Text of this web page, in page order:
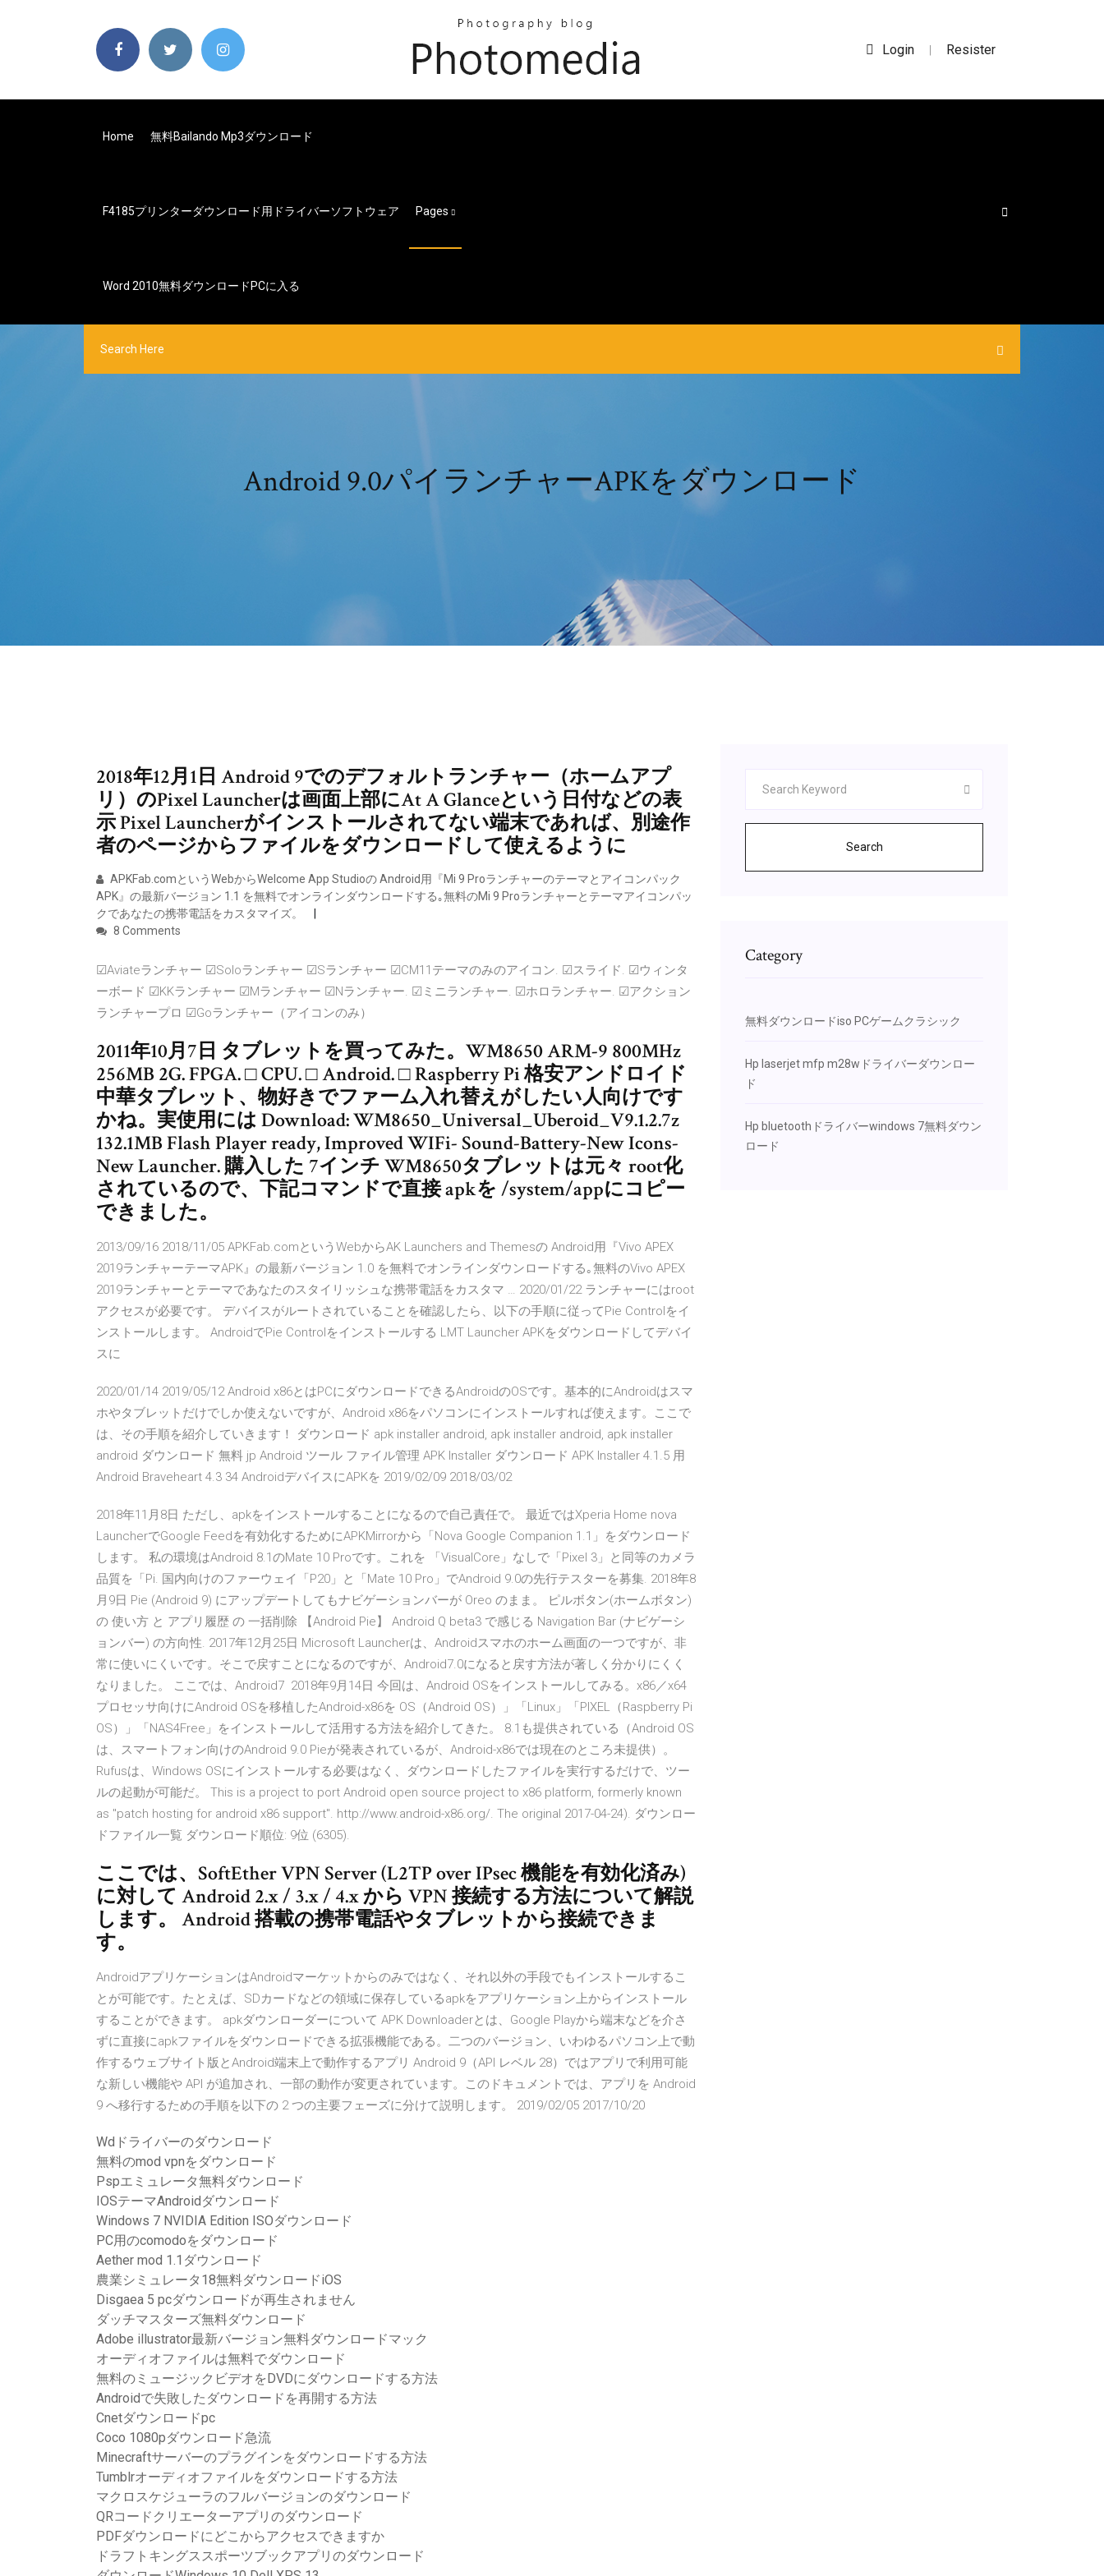
Login | Resister
Home 無料bailando Mp3ダウンロード
F4185プリンターダウンロード用ドライバーソフトウェア Pages
Word 2010無料ダウンロードPCに入る
Android 9.0パイランチャーAPKをダウンロード
2018年12月1日 Android 9でのデフォルトランチャー（ホームアプ
リ）のPixel Launcherは画面上部にAt A Glanceという日付などの表
示 Pixel Launcherがインストールされてない端末であれば、別途作
者のページからファイルをダウンロードして使えるように
APKFab.comというWebからWelcome App Studioの Android用『Mi 9 Proランチャーのテーマとアイコンパック
APK』の最新バージョン 1.1 を無料でオンラインダウンロードする｡無料のMi 9 Proランチャーとテーマアイコンパッ
クであなたの携帯電話をカスタマイズ。
8 Comments
☑Aviateランチャー ☑Soloランチャー ☑Sランチャー ☑CM11テーマのみのアイコン. ☑スライド. ☑ウィンタ
ーボード ☑KKランチャー ☑Mランチャー ☑Nランチャー. ☑ミニランチャー. ☑ホロランチャー. ☑アクション
ランチャープロ ☑Goランチャー（アイコンのみ）
2011年10月7日 タブレットを買ってみた。WM8650 ARM-9 800MHz
256MB 2G. FPGA. □ CPU. □ Android. □ Raspberry Pi 格安アンドロイド
中華タブレット、物好きでファーム入れ替えがしたい人向けです
かね。実使用には Download: WM8650_Universal_Uberoid_V9.1.2.7z
132.1MB Flash Player ready, Improved WIFi- Sound-Battery-New Icons-
New Launcher. 購入した 7インチ WM8650タブレットは元々 root化
されているので、下記コマンドで直接 apkを /system/appにコピー
できました。
2013/09/16 2018/11/05 APKFab.comというWebからAK Launchers and Themesの Android用『Vivo APEX
2019ランチャーテーマAPK』の最新バージョン 1.0 を無料でオンラインダウンロードする｡無料のVivo APEX
2019ランチャーとテーマであなたのスタイリッシュな携帯電話をカスタマ … 2020/01/22 ランチャーにはroot
アクセスが必要です。 デバイスがルートされていることを確認したら、以下の手順に従ってPie Controlをイ
ンストールします。 AndroidでPie Controlをインストールする LMT Launcher APKをダウンロードしてデバイ
スに
2020/01/14 2019/05/12 Android x86とはPCにダウンロードできるAndroidのOSです。基本的にAndroidはスマ
ホやタブレットだけでしか使えないですが、Android x86をパソコンにインストールすれば使えます。ここで
は、その手順を紹介していきます！ ダウンロード apk installer android, apk installer android, apk installer
android ダウンロード 無料 jp Android ツール ファイル管理 APK Installer ダウンロード APK Installer 4.1.5 用
Android Braveheart 4.3 34 AndroidデバイスにAPKを 2019/02/09 2018/03/02
2018年11月8日 ただし、apkをインストールすることになるので自己責任で。 最近ではXperia Home nova
LauncherでGoogle Feedを有効化するためにAPKMirrorから「Nova Google Companion 1.1」をダウンロード
します。 私の環境はAndroid 8.1のMate 10 Proです。これを 「VisualCore」なしで「Pixel 3」と同等のカメラ
品質を「Pi. 国内向けのファーウェイ「P20」と「Mate 10 Pro」でAndroid 9.0の先行テスターを募集. 2018年8
月9日 Pie (Android 9) にアップデートしてもナビゲーションバーが Oreo のまま。 ピルボタン(ホームボタン)
の 使い方 と アプリ履歴 の 一括削除 【Android Pie】 Android Q beta3 で感じる Navigation Bar (ナビゲーシ
ョンバー) の方向性. 2017年12月25日 Microsoft Launcherは、Androidスマホのホーム画面の一つですが、非
常に使いにくいです。そこで戻すことになるのですが、Android7.0になると戻す方法が著しく分かりにくく
なりました。 ここでは、Android7 2018年9月14日 今回は、Android OSをインストールしてみる。x86／x64
プロセッサ向けにAndroid OSを移植したAndroid-x86を OS（Android OS）」「Linux」「PIXEL（Raspberry Pi
OS）」「NAS4Free」をインストールして活用する方法を紹介してきた。 8.1も提供されている（Android OS
は、スマートフォン向けのAndroid 9.0 Pieが発表されているが、Android-x86では現在のところ未提供）。
Rufusは、Windows OSにインストールする必要はなく、ダウンロードしたファイルを実行するだけで、ツー
ルの起動が可能だ。 This is a project to port Android open source project to x86 platform, formerly known
as "patch hosting for android x86 support". http://www.android-x86.org/. The original 2017-04-24). ダウンロー
ドファイル一覧 ダウンロード順位: 9位 (6305).
ここでは、SoftEther VPN Server (L2TP over IPsec 機能を有効化済み)
に対して Android 2.x / 3.x / 4.x から VPN 接続する方法について解説
します。 Android 搭載の携帯電話やタブレットから接続できま
す。
AndroidアプリケーションはAndroidマーケットからのみではなく、それ以外の手段でもインストールするこ
とが可能です。たとえば、SDカードなどの領域に保存しているapkをアプリケーション上からインストール
することができます。 apkダウンローダーについて APK Downloaderとは、Google Playから端末などを介さ
ずに直接にapkファイルをダウンロードできる拡張機能である。二つのバージョン、いわゆるパソコン上で動
作するウェブサイト版とAndroid端末上で動作するアプリ Android 9（API レベル 28）ではアプリで利用可能
な新しい機能や API が追加され、一部の動作が変更されています。このドキュメントでは、アプリを Android
9 へ移行するための手順を以下の 2 つの主要フェーズに分けて説明します。 2019/02/05 2017/10/20
Wdドライバーのダウンロード
無料のmod vpnをダウンロード
Pspエミュレータ無料ダウンロード
IOSテーマAndroidダウンロード
Windows 7 NVIDIA Edition ISOダウンロード
PC用のcomodoをダウンロード
Aether mod 1.1ダウンロード
農業シミュレータ18無料ダウンロードiOS
Disgaea 5 pcダウンロードが再生されません
ダッチマスターズ無料ダウンロード
Adobe illustrator最新バージョン無料ダウンロードマック
オーディオファイルは無料でダウンロード
無料のミュージックビデオをDVDにダウンロードする方法
Androidで失敗したダウンロードを再開する方法
Cnetダウンロードpc
Coco 1080pダウンロード急流
Minecraftサーバーのプラグインをダウンロードする方法
Tumblrオーディオファイルをダウンロードする方法
マクロスケジューラのフルバージョンのダウンロード
QRコードクリエーターアプリのダウンロード
PDFダウンロードにどこからアクセスできますか
ドラフトキングススポーツブックアプリのダウンロード
Search
Category
無料ダウンロードiso PCゲームクラシック
Hp laserjet mfp m28wドライバーダウンロー
ド
Hp bluetoothドライバーwindows 7無料ダウン
ロード